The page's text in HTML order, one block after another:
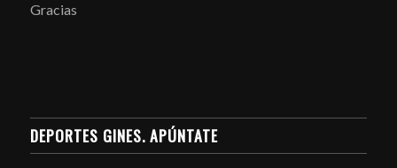
Gracias
DEPORTES GINES. APÚNTATE